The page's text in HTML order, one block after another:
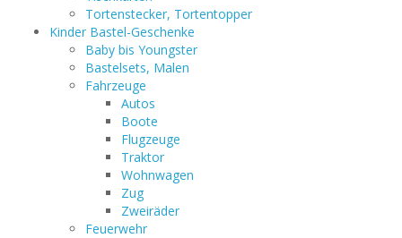
Tortenstecker, Tortentopper
Kinder Bastel-Geschenke
Baby bis Youngster
Bastelsets, Malen
Fahrzeuge
Autos
Boote
Flugzeuge
Traktor
Wohnwagen
Zug
Zweiräder
Feuerwehr